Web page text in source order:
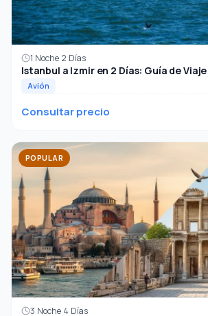
1 Noche 2 Días
Istanbul a Izmir en 2 Días: Guía de
Avión
Consultar precio
POPULAR
3 Noche 4 Días